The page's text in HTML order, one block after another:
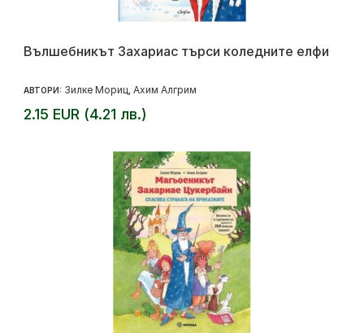
Вълшебникът Захариас търси коледните елфи
АВТОРИ: Зилке Мориц Ахим Алгрим
2.15 EUR (4.21 лв.)